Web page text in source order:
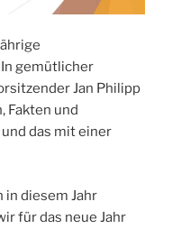
gemütlicher
Jan Philipp
Fakten und
das mit einer
in diesem Jahr
für das neue Jahr